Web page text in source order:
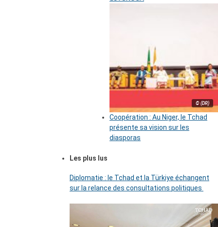
© (DR)
Coopération : Au Niger, le Tchad
présente sa vision sur les
diasporas
Les plus lus
Diplomatie : le Tchad et la Türkiye échangent
sur la relance des consultations politiques